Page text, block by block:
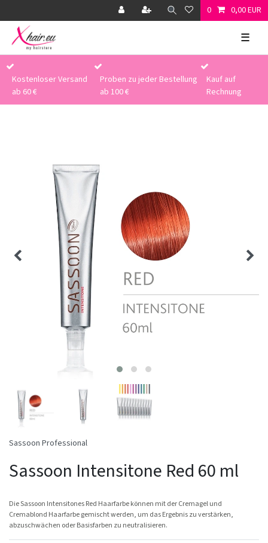
0 0,00 EUR
☰
Kostenloser Versand
ab 60 €
Proben zu jeder Bestellung
ab 100 €
Kauf auf
Rechnung
Sassoon Professional
Sassoon Intensitone Red 60 ml
Die Sassoon Intensitones Red Haarfarbe können mit der Cremagel und
Cremablond Haarfarbe gemischt werden, um das Ergebnis zu verstärken,
abzuschwächen oder Basisfarben zu neutralisieren.